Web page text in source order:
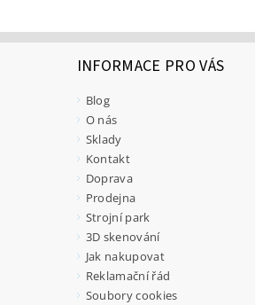
INFORMACE PRO VÁS
Blog
O nás
Sklady
Kontakt
Doprava
Prodejna
Strojní park
3D skenování
Jak nakupovat
Reklamační řád
Soubory cookies